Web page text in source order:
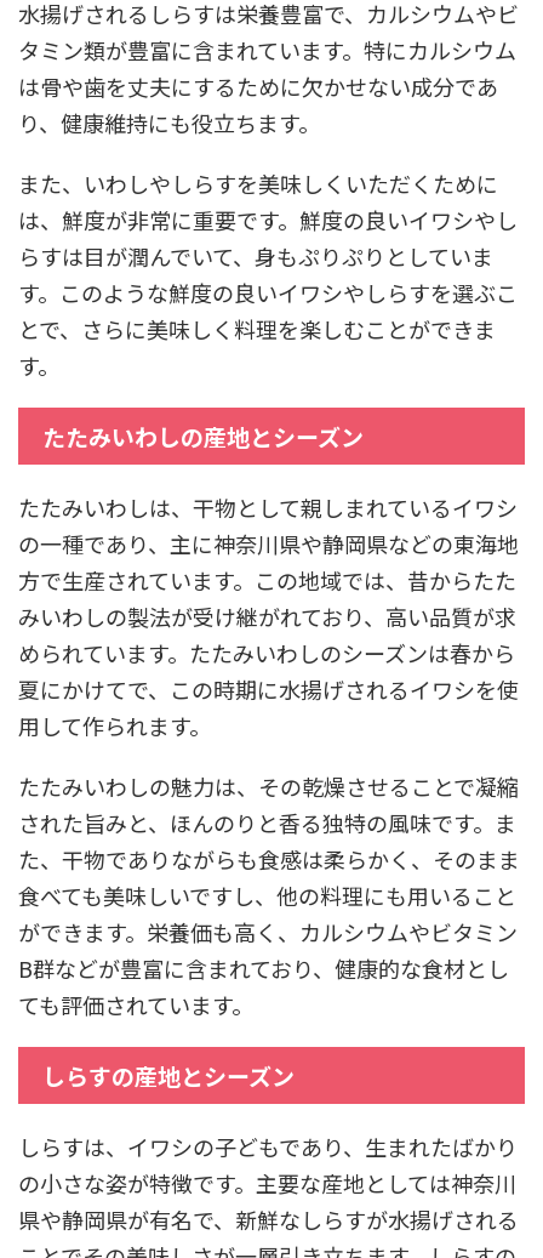
水揚げされるしらすは栄養豊富で、カルシウムやビ
タミン類が豊富に含まれています。特にカルシウム
は骨や歯を丈夫にするために欠かせない成分であ
り、健康維持にも役立ちます。
また、いわしやしらすを美味しくいただくために
は、鮮度が非常に重要です。鮮度の良いイワシやし
らすは目が潤んでいて、身もぷりぷりとしていま
す。このような鮮度の良いイワシやしらすを選ぶこ
とで、さらに美味しく料理を楽しむことができま
す。
たたみいわしの産地とシーズン
たたみいわしは、干物として親しまれているイワシ
の一種であり、主に神奈川県や静岡県などの東海地
方で生産されています。この地域では、昔からたた
みいわしの製法が受け継がれており、高い品質が求
められています。たたみいわしのシーズンは春から
夏にかけてで、この時期に水揚げされるイワシを使
用して作られます。
たたみいわしの魅力は、その乾燥させることで凝縮
された旨みと、ほんのりと香る独特の風味です。ま
た、干物でありながらも食感は柔らかく、そのまま
食べても美味しいですし、他の料理にも用いること
ができます。栄養価も高く、カルシウムやビタミン
B群などが豊富に含まれており、健康的な食材とし
ても評価されています。
しらすの産地とシーズン
しらすは、イワシの子どもであり、生まれたばかり
の小さな姿が特徴です。主要な産地としては神奈川
県や静岡県が有名で、新鮮なしらすが水揚げされる